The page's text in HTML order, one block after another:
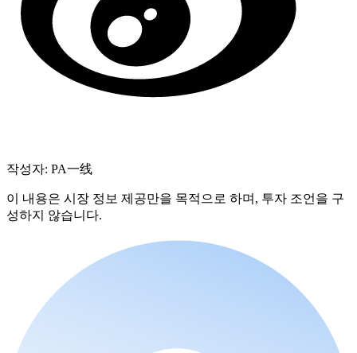
작성자: PA一线
이 내용은 시장 정보 제공만을 목적으로 하며, 투자 조언을 구
성하지 않습니다.